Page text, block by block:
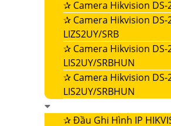
✰ Camera Hikvision DS-
✰ Camera Hikvision DS-
LIZS2UY/SRB
✰ Camera Hikvision DS-
LIS2UY/SRBHUN
✰ Camera Hikvision DS-
LIS2UY/SRBHUN
✰Đầu Ghi Hình IP